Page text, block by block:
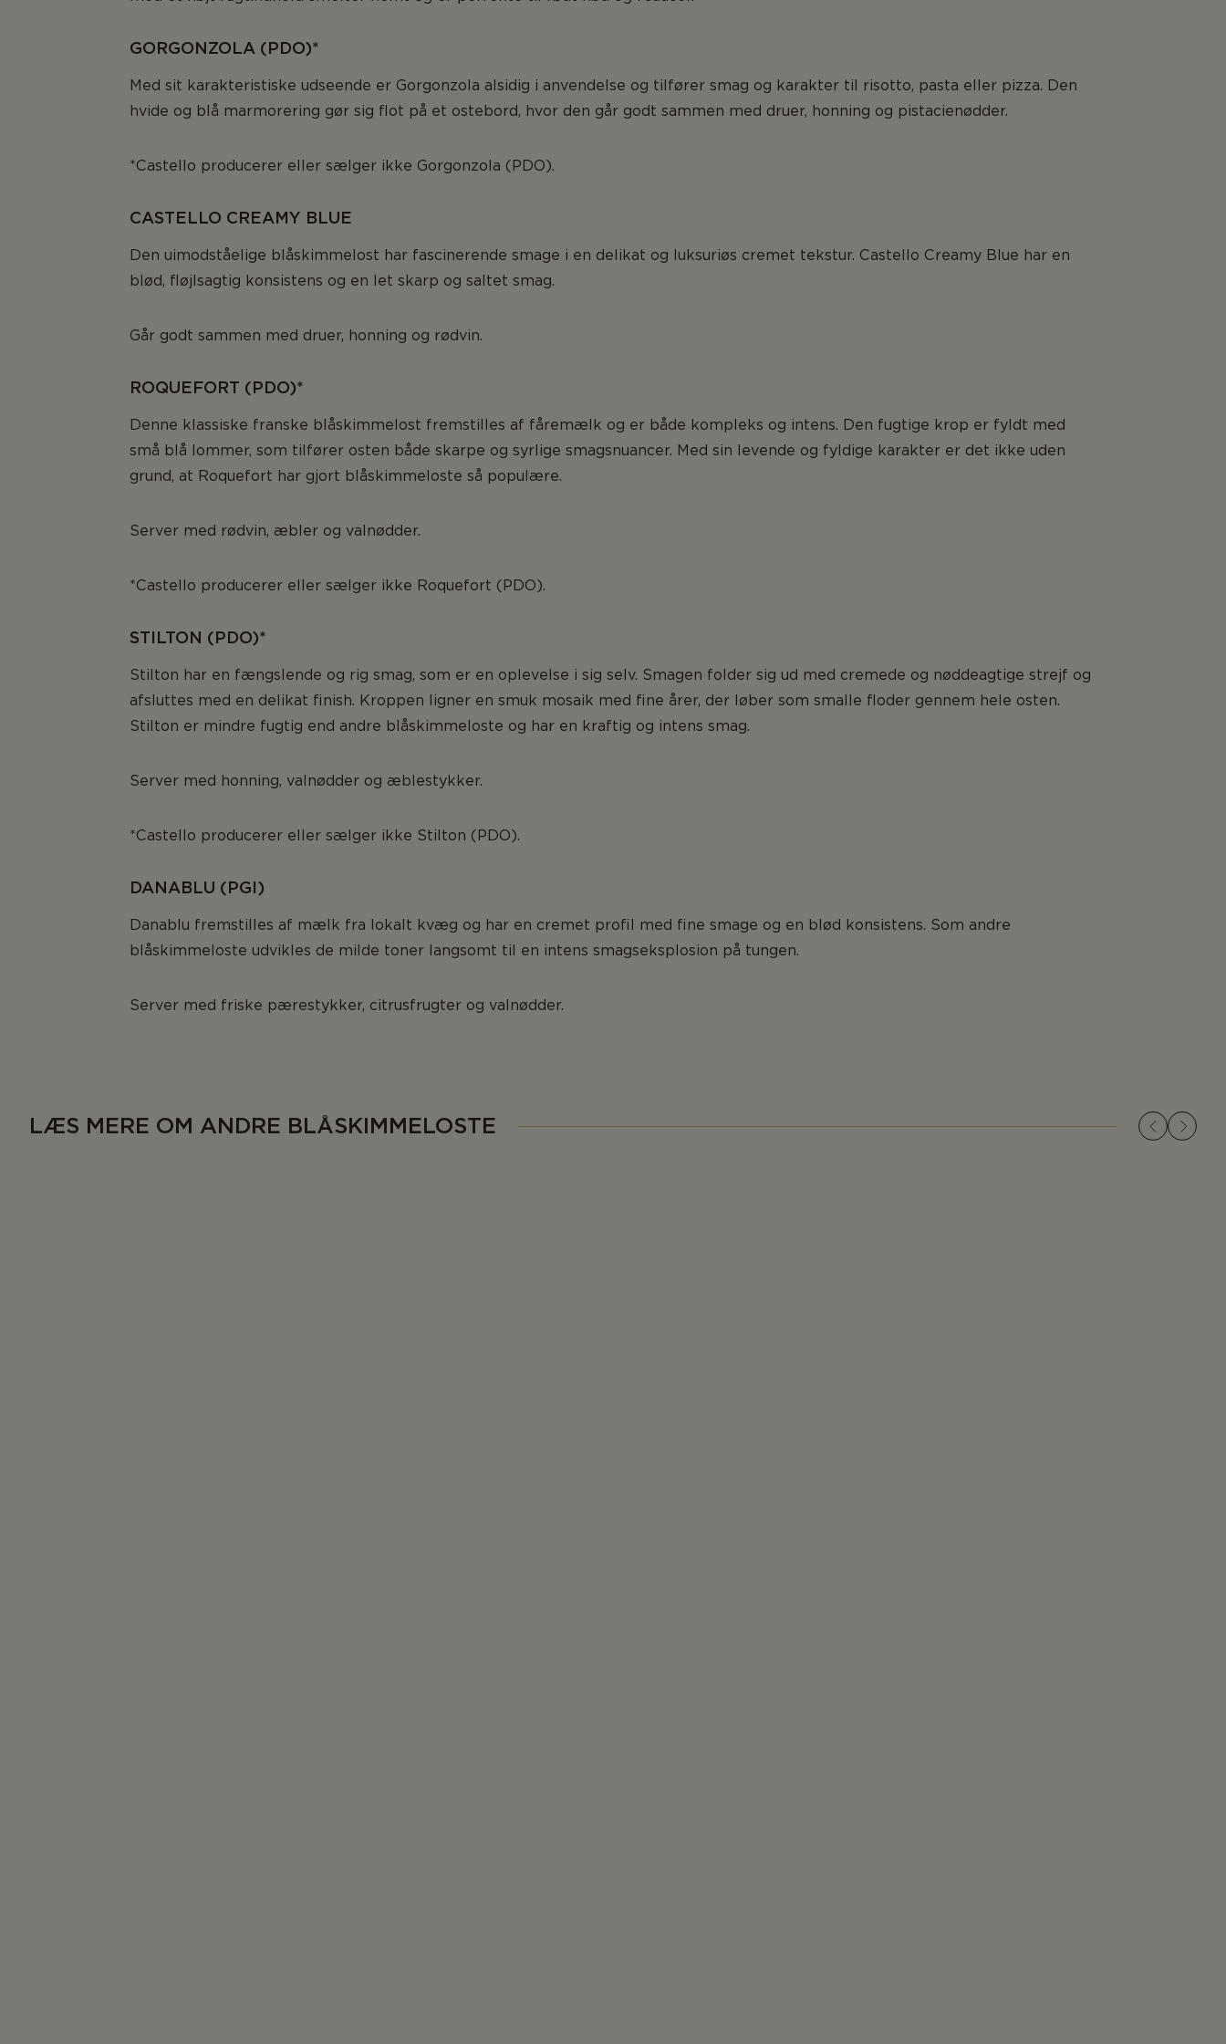
GORGONZOLA (PDO)*
Med sit karakteristiske udseende er Gorgonzola alsidig i anvendelse og tilfører smag og karakter til risotto, pasta eller pizza. Den
hvide og blå marmorering gør sig flot på et ostebord, hvor den går godt sammen med druer, honning og pistacienødder.
*Castello producerer eller sælger ikke Gorgonzola (PDO).
CASTELLO CREAMY BLUE
Den uimodståelige blåskimmelost har fascinerende smage i en delikat og luksuriøs cremet tekstur. Castello Creamy Blue har en
blød, fløjlsagtig konsistens og en let skarp og saltet smag.
Går godt sammen med druer, honning og rødvin.
ROQUEFORT (PDO)*
Denne klassiske franske blåskimmelost fremstilles af fåremælk og er både kompleks og intens. Den fugtige krop er fyldt med
små blå lommer, som tilfører osten både skarpe og syrlige smagsnuancer. Med sin levende og fyldige karakter er det ikke uden
grund, at Roquefort har gjort blåskimmeloste så populære.
Server med rødvin, æbler og valnødder.
*Castello producerer eller sælger ikke Roquefort (PDO).
STILTON (PDO)*
Stilton har en fængslende og rig smag, som er en oplevelse i sig selv. Smagen folder sig ud med cremede og nøddeagtige strejf og
afsluttes med en delikat finish. Kroppen ligner en smuk mosaik med fine årer, der løber som smalle floder gennem hele osten.
Stilton er mindre fugtig end andre blåskimmeloste og har en kraftig og intens smag.
Server med honning, valnødder og æblestykker.
*Castello producerer eller sælger ikke Stilton (PDO).
DANABLU (PGI)
Danablu fremstilles af mælk fra lokalt kvæg og har en cremet profil med fine smage og en blød konsistens. Som andre
blåskimmeloste udvikles de milde toner langsomt til en intens smagseksplosion på tungen.
Server med friske pærestykker, citrusfrugter og valnødder.
LÆS MERE OM ANDRE BLÅSKIMMELOSTE